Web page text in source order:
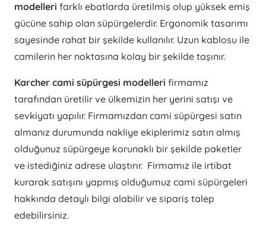
modelleri farklı ebatlarda üretilmiş olup yüksek emiş
gücüne sahip olan süpürgelerdir. Ergonomik tasarımı
sayesinde rahat bir şekilde kullanılır. Uzun kablosu ile
camilerin her noktasına kolay bir şekilde taşınır.
Karcher cami süpürgesi modelleri firmamız
tarafından üretilir ve ülkemizin her yerini satışı ve
sevkiyatı yapılır. Firmamızdan cami süpürgesi satın
almanız durumunda nakliye ekiplerimiz satın almış
olduğunuz süpürgeye korunaklı bir şekilde paketler
ve istediğiniz adrese ulaştırır. Firmamız ile irtibat
kurarak satışını yapmış olduğumuz cami süpürgeleri
hakkında detaylı bilgi alabilir ve sipariş talep
edebilirsiniz.